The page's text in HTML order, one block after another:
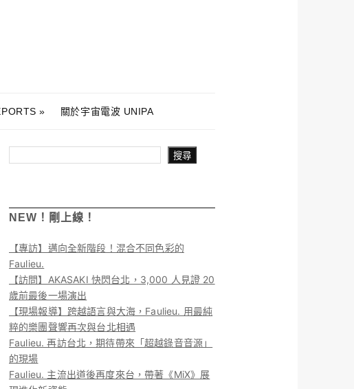
關於宇宙電波 UNIPA
搜尋
NEW！剛上線！
【專訪】邁向全新階段！混合不同色彩的
Faulieu.
【訪問】AKASAKI 快閃台北，3,000 人見證 20
歲前最後一場演出
【現場報導】跨越語言與大海，Faulieu. 用最純
粹的樂團聲響再次與台北相遇
Faulieu. 再訪台北，期待帶來「超越錄音音源」
的現場
Faulieu. 主流出道後再度來台，帶著《MiX》展